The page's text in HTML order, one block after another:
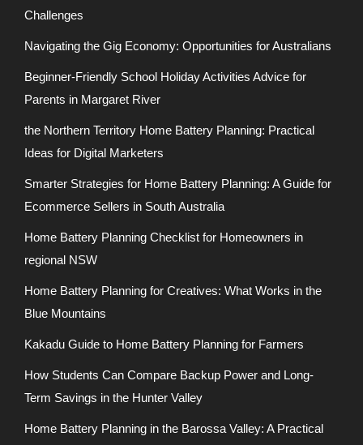
Challenges
Navigating the Gig Economy: Opportunities for Australians
Beginner-Friendly School Holiday Activities Advice for
Parents in Margaret River
the Northern Territory Home Battery Planning: Practical
Ideas for Digital Marketers
Smarter Strategies for Home Battery Planning: A Guide for
Ecommerce Sellers in South Australia
Home Battery Planning Checklist for Homeowners in
regional NSW
Home Battery Planning for Creatives: What Works in the
Blue Mountains
Kakadu Guide to Home Battery Planning for Farmers
How Students Can Compare Backup Power and Long-
Term Savings in the Hunter Valley
Home Battery Planning in the Barossa Valley: A Practical